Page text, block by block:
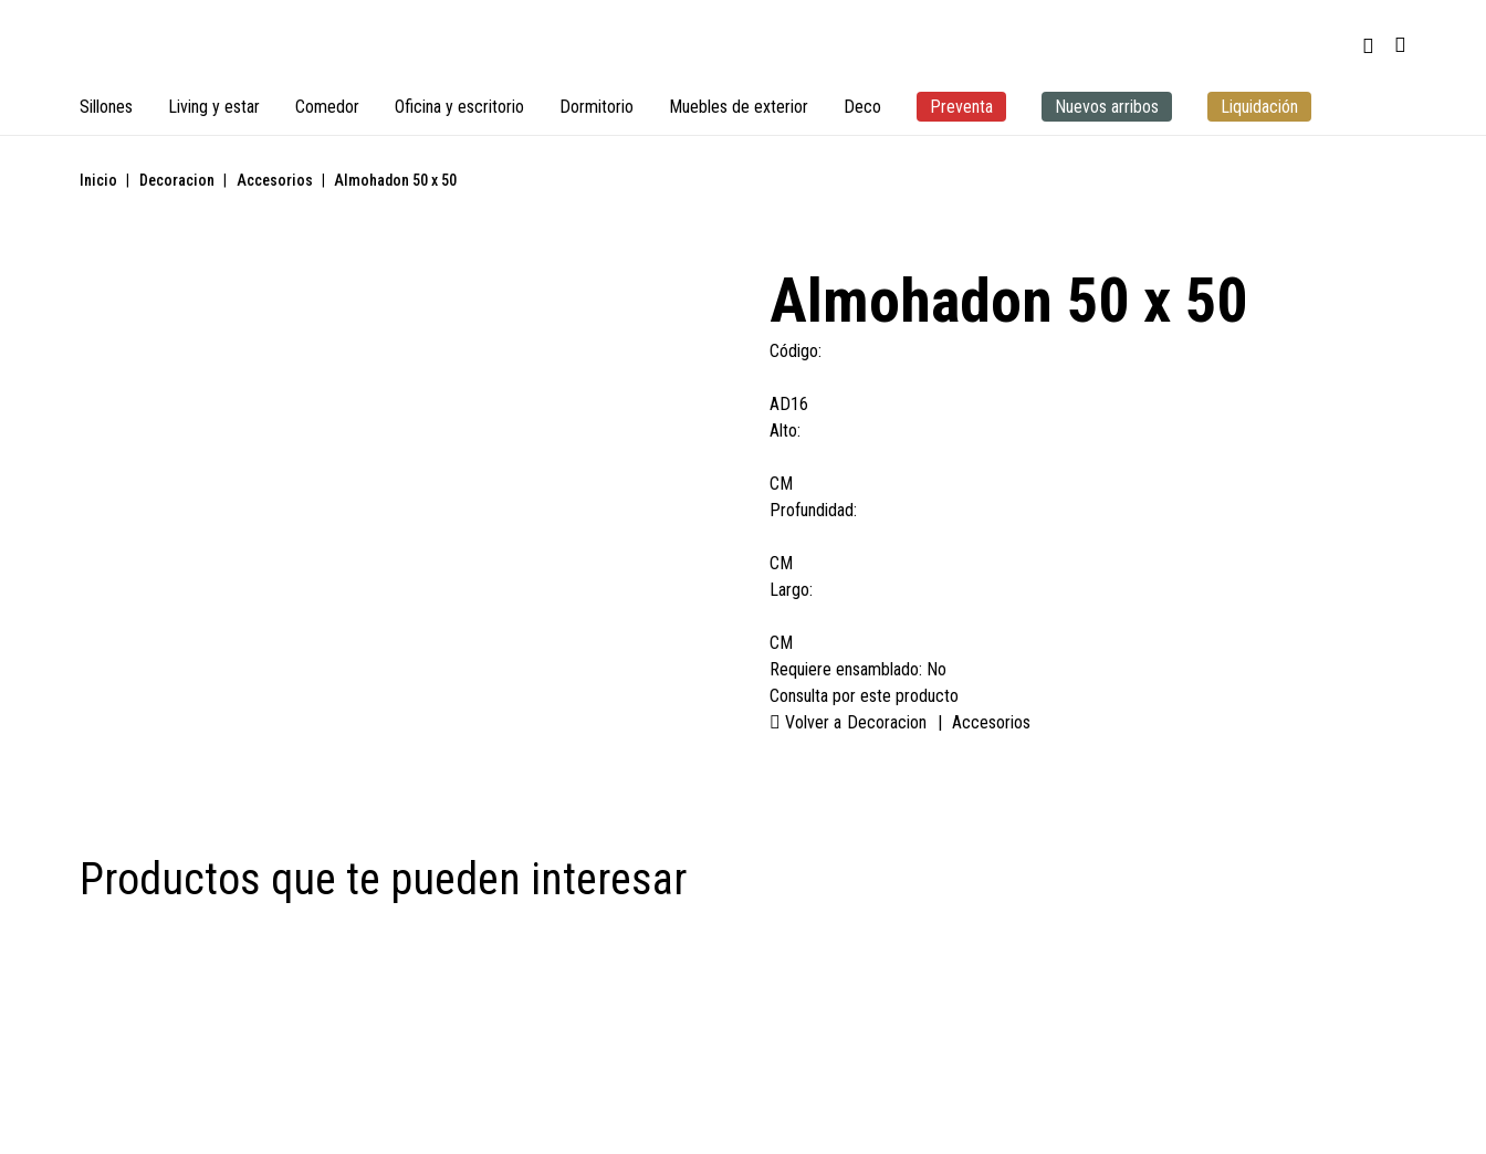
Sillones Living y estar Comedor Oficina y escritorio Dormitorio Muebles de exterior Deco Preventa Nuevos arribos Liquidación
Inicio Decoracion Accesorios Almohadon 50 x 50
Almohadon 50 x 50
Código:
AD16
Alto:
CM
Profundidad:
CM
Largo:
CM
Requiere ensamblado: No
Consulta por este producto
Volver a Decoracion | Accesorios
Productos que te pueden interesar